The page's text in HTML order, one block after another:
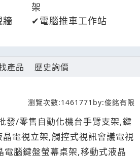
架
牆
電腦推車工作站
產品 歷史詢價
瀏覽次數:1461771 by:俊銘有限
發/零售自動化機台手臂支架,鍵
電視立架,觸控式視訊會議電視
腦鍵盤螢幕桌架,移動式液晶